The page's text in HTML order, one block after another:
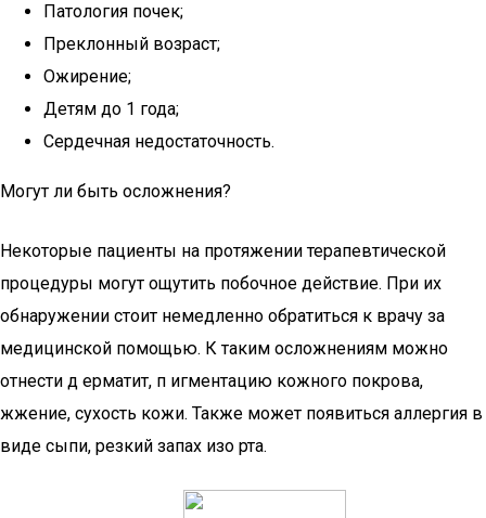
Патология почек;
Преклонный возраст;
Ожирение;
Детям до 1 года;
Сердечная недостаточность.
Могут ли быть осложнения?
Некоторые пациенты на протяжении терапевтической
процедуры могут ощутить побочное действие. При их
обнаружении стоит немедленно обратиться к врачу за
медицинской помощью. К таким осложнениям можно
отнести д ерматит, п игментацию кожного покрова,
жжение, сухость кожи. Также может появиться аллергия в
виде сыпи, резкий запах изо рта.